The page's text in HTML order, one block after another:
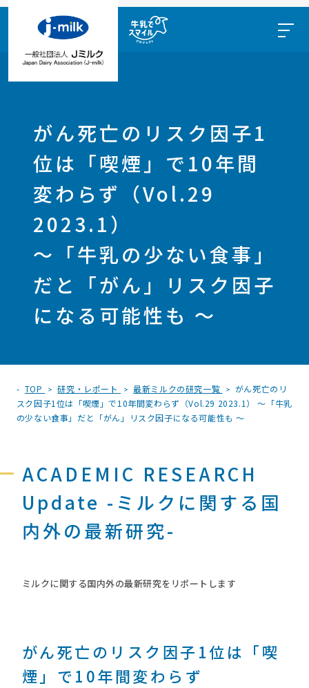
がん死亡のリスク因子1
位は「喫煙」で10年間
変わらず（Vol.29
2023.1）
～「牛乳の少ない食事」
だと「がん」リスク因子
になる可能性も ～
TOP 研究・レポート 最新ミルクの研究一覧
がん死亡のリ
スク因子1位は「喫煙」で10年間変わらず（Vol.29 2023.1） ～「牛乳
の少ない食事」だと「がん」リスク因子になる可能性も ～
ACADEMIC RESEARCH
Update -ミルクに関する国
内外の最新研究-
ミルクに関する国内外の最新研究をリポートします
がん死亡のリスク因子1位は「喫
煙」で10年間変わらず